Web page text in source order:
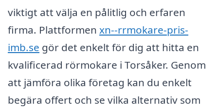
viktigt att välja en pålitlig och erfaren
firma. Plattformen xn--rrmokare-pris-
imb.se gör det enkelt för dig att hitta en
kvalificerad rörmokare i Torsåker. Genom
att jämföra olika företag kan du enkelt
begära offert och se vilka alternativ som